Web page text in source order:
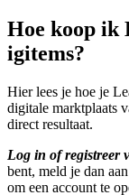
Hoe koop ik
igitems?
Hier lees je hoe je
digitale marktplaats
direct resultaat.
Log in of registreer
bent, meld je dan
om een account te